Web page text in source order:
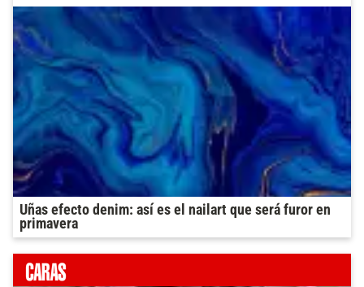
Uñas efecto denim: así es el nailart que será furor en
primavera